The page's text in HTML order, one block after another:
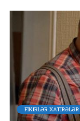
FIKIRLƏR XATIRƏLƏR